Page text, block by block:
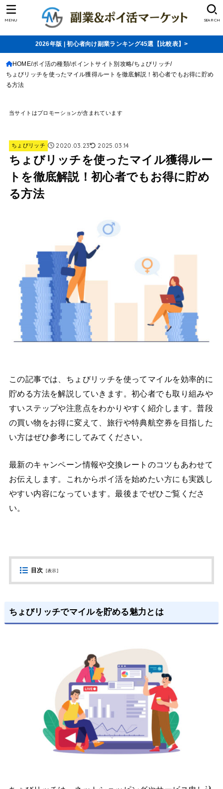
SEARCH
MENU
2026年版 | 初心者向け副業ランキング45選【比較表】>
HOME ポイ活の種類 ポイントサイト別攻略 ちょびリッチ
ちょびリッチを使ったマイル獲得ルートを徹底解説！初心者でもお得に貯め
る方法
当サイトはプロモーションが含まれています
ちょびリッチ 2020.03.23 2025.03.14
ちょびリッチを使ったマイル獲得ルー
トを徹底解説！初心者でもお得に貯め
る方法
この記事では、ちょびリッチを使ってマイルを効率的に
貯める方法を解説していきます。初心者でも取り組みや
すいステップや注意点をわかりやすく紹介します。普段
の買い物をお得に変えて、旅行や特典航空券を目指した
い方はぜひ参考にしてみてください。
最新のキャンペーン情報や交換レートのコツもあわせて
お伝えします。これからポイ活を始めたい方にも実践し
やすい内容になっています。最後までぜひご覧くださ
い。
目次 [表示]
ちょびリッチでマイルを貯める魅力とは